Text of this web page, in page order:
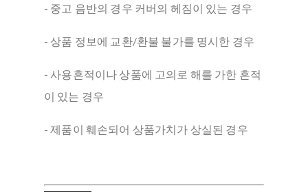
- 중고 음반의 경우 커버의 헤짐이 있는 경우
- 상품 정보에 교환/환불 불가를 명시한 경우
- 사용흔적이나 상품에 고의로 해를 가한 흔적
이 있는 경우
- 제품이 훼손되어 상품가치가 상실된 경우